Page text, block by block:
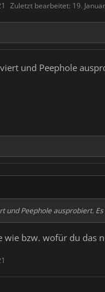
Zuletzt bearbeitet: 19.
und Peephole
und Peephole ausprobiert.
wie bzw. wofür du das